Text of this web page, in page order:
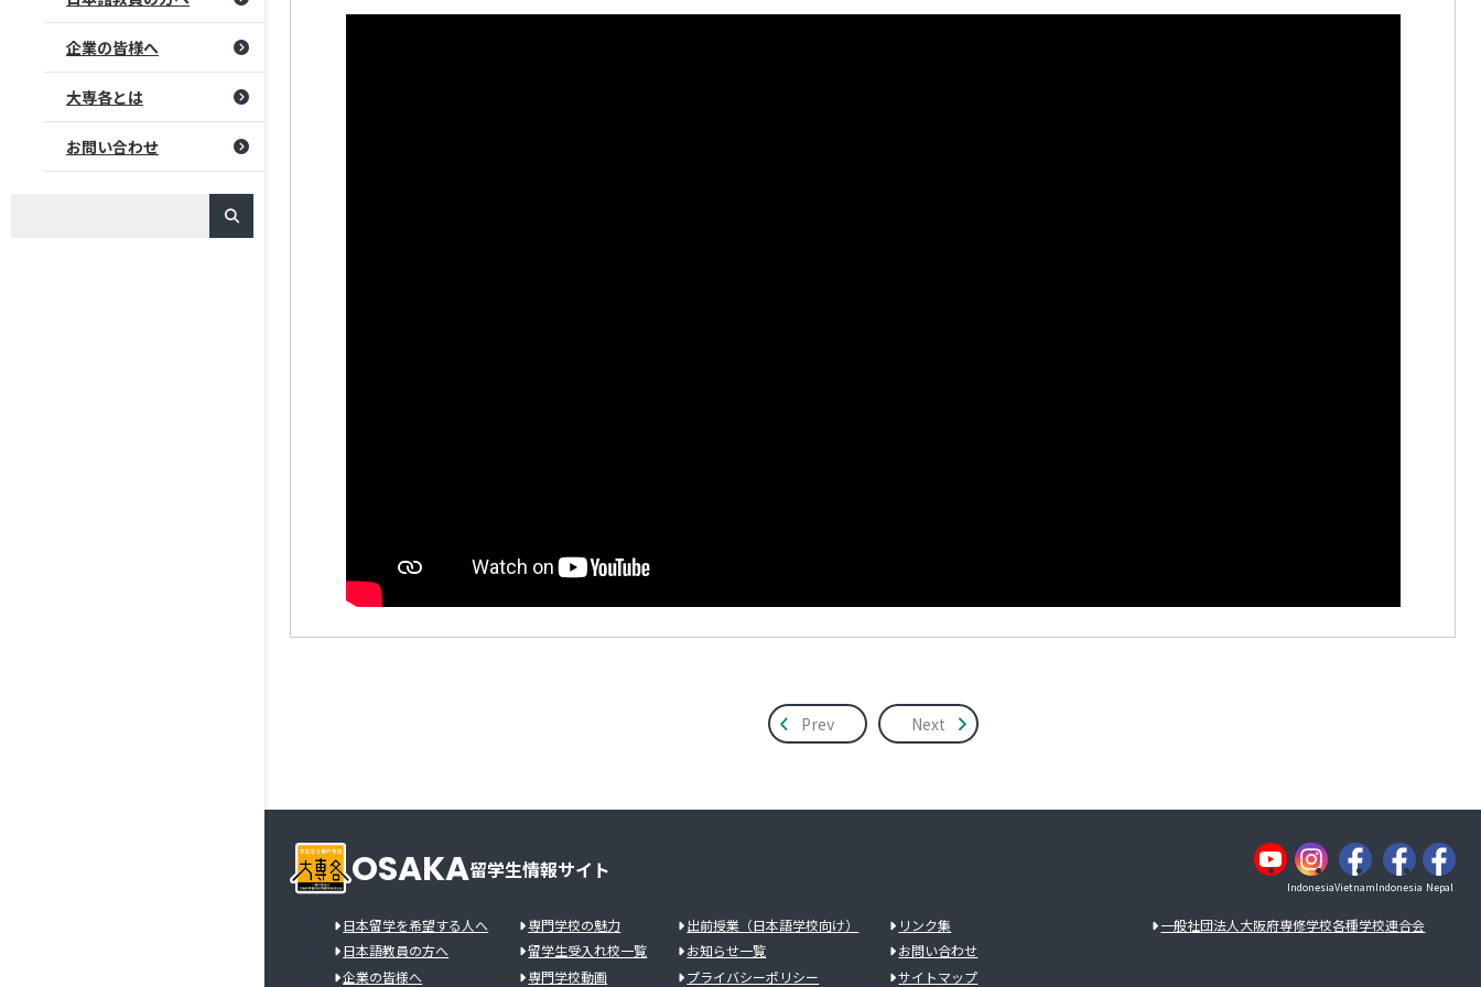
企業の皆様へ
大専各とは
お問い合わせ
Prev Next
OSAKA留学生情報サイト
IndonesiaVietnamIndonesia Nepal
日本留学を希望する人へ
日本語教員の方へ
企業の皆様へ
専門学校の魅力
留学生受入れ校一覧
専門学校動画
出前授業（日本語学校向け）
お知らせ一覧
プライバシーポリシー
リンク集
お問い合わせ
サイトマップ
一般社団法人大阪府専修学校各種学校連合会